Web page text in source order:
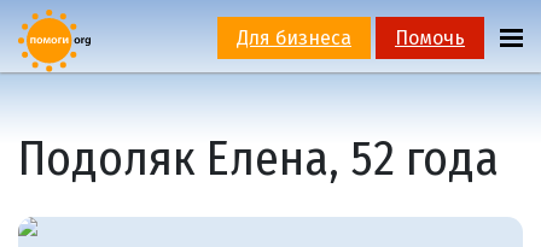
Для бизнеса Помочь
Подоляк Елена, 52 года